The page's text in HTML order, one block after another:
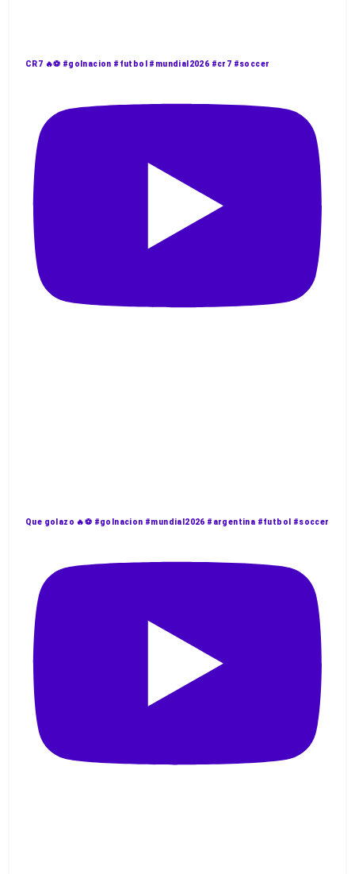
CR7 🔥⚽️ #golnacion #futbol #mundial2026 #cr7 #soccer
Que golazo 🔥⚽️ #golnacion #mundial2026 #argentina #futbol #soccer